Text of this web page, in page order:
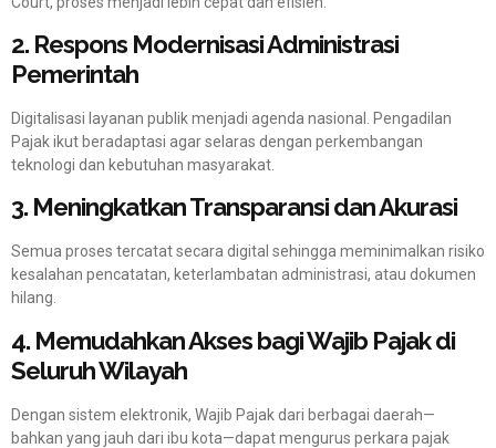
2. Respons Modernisasi Administrasi
Pemerintah
Digitalisasi layanan publik menjadi agenda nasional. Pengadilan
Pajak ikut beradaptasi agar selaras dengan perkembangan
teknologi dan kebutuhan masyarakat.
3. Meningkatkan Transparansi dan Akurasi
Semua proses tercatat secara digital sehingga meminimalkan risiko
kesalahan pencatatan, keterlambatan administrasi, atau dokumen
hilang.
4. Memudahkan Akses bagi Wajib Pajak di
Seluruh Wilayah
Dengan sistem elektronik, Wajib Pajak dari berbagai daerah—
bahkan yang jauh dari ibu kota—dapat mengurus perkara pajak